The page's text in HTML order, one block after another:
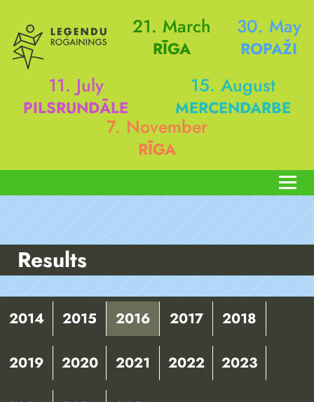
21. March
RĪGA
30. May
ROPAŽI
11. July
PILSRUNDĀLE
15. August
MERCENDARBE
7. November
RĪGA
Results
2014 2015 2016 2017 2018
2019 2020 2021 2022 2023